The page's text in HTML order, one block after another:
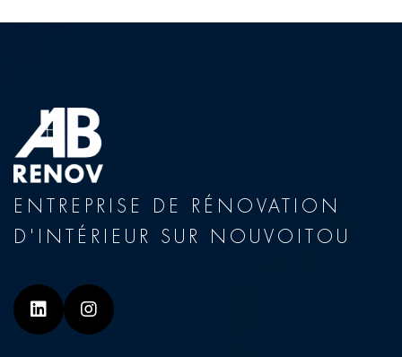
ENTREPRISE DE RÉNOVATION
D'INTÉRIEUR SUR NOUVOITOU
Linkedin Instagram